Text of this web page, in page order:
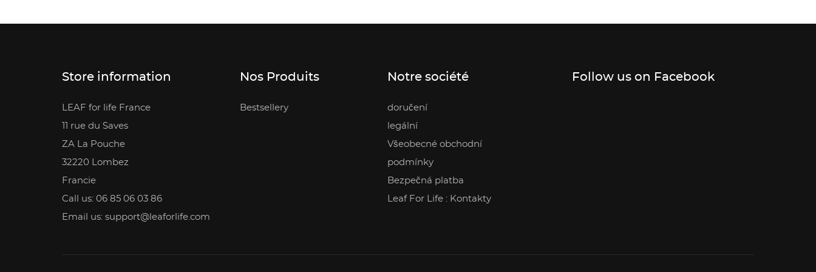
Store information
LEAF for life France
11 rue du Saves
ZA La Pouche
32220 Lombez
Francie
Call us: 06 85 06 03 86
Email us: support@leaforlife.com
Nos Produits
Bestsellery
Notre société
doručení
legální
Všeobecné obchodní
podmínky
Bezpečná platba
Leaf For Life : Kontakty
Follow us on Facebook